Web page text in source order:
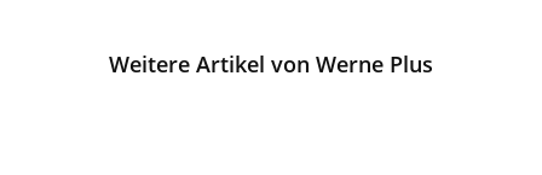
Weitere Artikel von Werne Plus